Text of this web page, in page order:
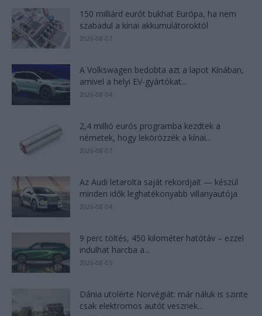
150 milliárd eurót bukhat Európa, ha nem
szabadul a kínai akkumulátoroktól
2026-08-07
A Volkswagen bedobta azt a lapot Kínában,
amivel a helyi EV-gyártókat...
2026-08-04
2,4 millió eurós programba kezdtek a
németek, hogy lekörözzék a kínai...
2026-08-07
Az Audi letarolta saját rekordjait — készül
minden idők leghatékonyabb villanyautója
2026-08-04
9 perc töltés, 450 kilométer hatótáv – ezzel
indulhat harcba a...
2026-08-05
Dánia utolérte Norvégiát: már náluk is szinte
csak elektromos autót vesznek...